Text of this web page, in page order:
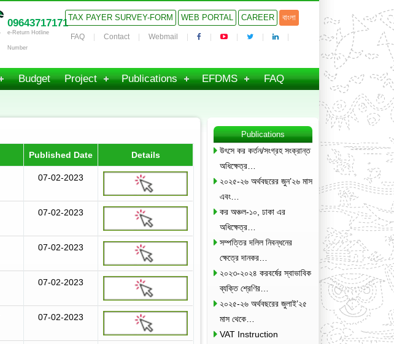
09643717171
e-Return Hotline
Number
TAX PAYER SURVEY-FORM WEB PORTAL CAREER বাংলা
FAQ Contact Webmail
Budget Project Publications EFDMS FAQ
Published Date Details
07-02-2023
07-02-2023
07-02-2023
07-02-2023
07-02-2023
Publications
উৎসে কর কর্তন/সংগ্রহ সংক্রান্ত
অধিক্ষেত্র…
২০২৫-২৬ অর্থবছরের জুন’২৬ মাস
এবং…
কর অঞ্চল-১০, ঢাকা এর
অধিক্ষেত্র…
সম্পত্তির দলিল নিবন্ধনের
ক্ষেত্রে দানকর…
২০২৩-২০২৪ করবর্ষের স্বাভাবিক
ব্যক্তি শ্রেণির…
২০২৫-২৬ অর্থবছরের জুলাই’২৫
মাস থেকে…
VAT Instruction